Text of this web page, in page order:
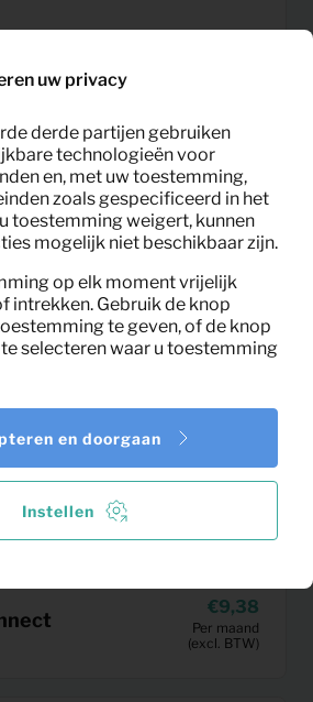
fluweel
9,38
Per maand
(excl. BTW)
uw privacy
derde partijen gebruiken
technologieën voor
en, met uw toestemming,
zoals gespecificeerd in het
toestemming weigert, kunnen
mogelijk niet beschikbaar zijn.
op elk moment vrijelijk
intrekken. Gebruik de knop
te geven, of de knop
selecteren waar u toestemming
Instellen
en doorgaan